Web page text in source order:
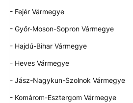
- Fejér Vármegye
- Győr-Moson-Sopron Vármegye
- Hajdú-Bihar Vármegye
- Heves Vármegye
- Jász-Nagykun-Szolnok Vármegye
- Komárom-Esztergom Vármegye